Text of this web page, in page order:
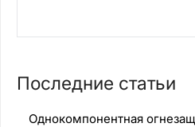
Последние статьи
Однокомпонентная